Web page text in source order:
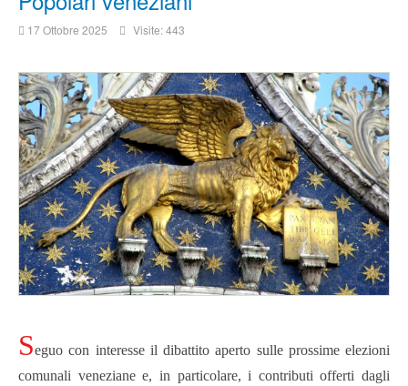
17 Ottobre 2025 Visite: 443
Seguo con interesse il dibattito aperto sulle prossime elezioni
comunali veneziane e, in particolare, i contributi offerti dagli